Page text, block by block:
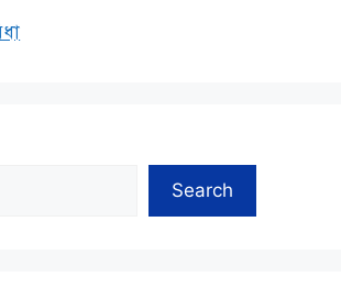
Search